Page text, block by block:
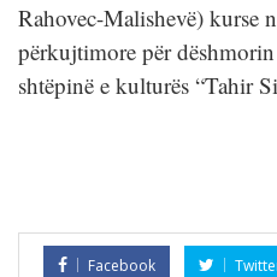
Rahovec-Malishevë) kurse
përkujtimore për
shtëpinë e kulturës “Tahir
Facebook